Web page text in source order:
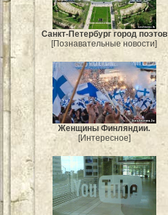
Санкт-Петербург город поэтов
[Познавательные новости]
Женщины Финляндии.
[Интересное]